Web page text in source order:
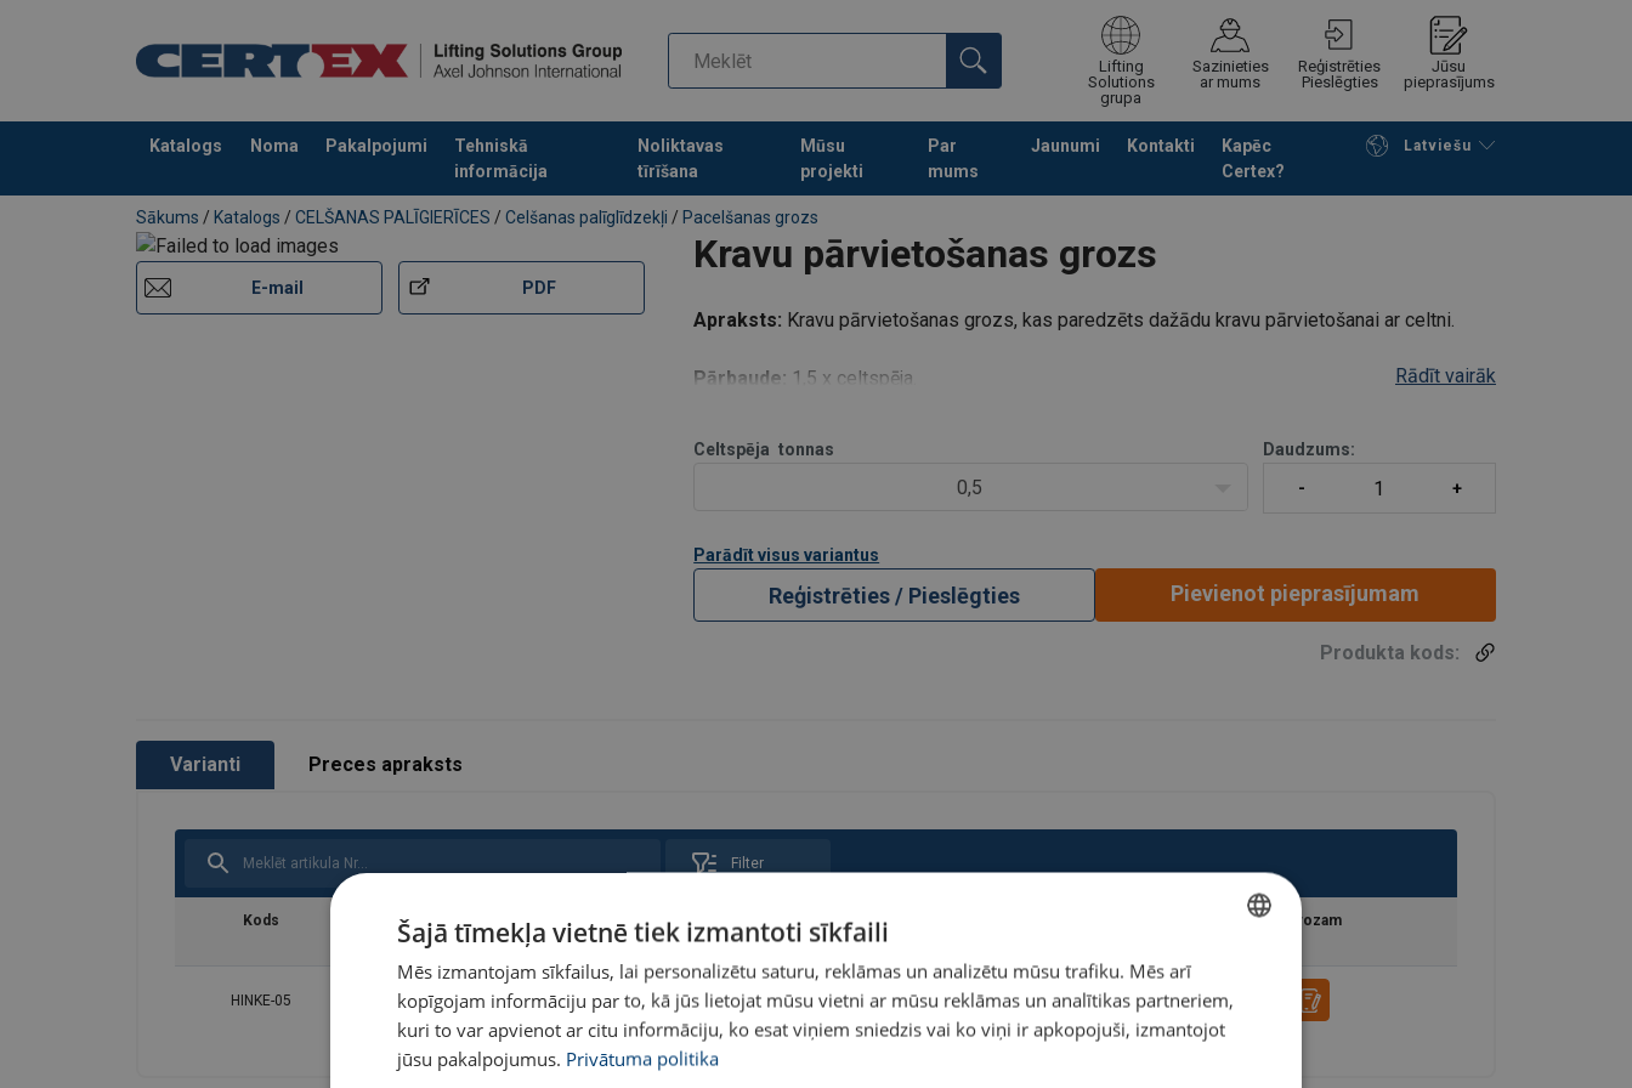
Lifting
Solutions
grupa
Sazinieties
ar mums
Reģistrēties
Pieslēgties
Jūsu
pieprasījums
Katalogs Noma Pakalpojumi
Tehniskā
informācija
Noliktavas
tīrīšana
Mūsu
projekti
Par
mums
Jaunumi Kontakti
Kapēc
Certex?
Latviešu
Pievienots jūsu pasūtījumam Turpināt meklēt preces Noformēt piedāvājuma pieprasījumu
Sākums / Katalogs / CELŠANAS PALĪGIERĪCES / Celšanas palīglīdzekļi / Pacelšanas grozs
Kravu pārvietošanas grozs
E-mail PDF
Apraksts: Kravu pārvietošanas grozs, kas paredzēts dažādu kravu pārvietošanai ar celtni.
Pārbaude: 1,5 x celtspēja. Rādīt vairāk
Celtspēja tonnas
0,5
Daudzums:
Parādīt visus variantus
Reģistrēties / Pieslēgties Pievienot pieprasījumam
Produkta kods:
Varianti Preces apraksts
Filter
Kods
Celtspēja
tonnas
Tilpums litros
Svars
kg
Pievienot grozam
HINKE-05 0,5 140 40
LATVIAN
ENGLISH TRANSLATION
Šajā tīmekļa vietnē tiek izmantoti sīkfaili
Mēs izmantojam sīkfailus, lai personalizētu saturu, reklāmas un analizētu mūsu trafiku. Mēs arī
kopīgojam informāciju par to, kā jūs lietojat mūsu vietni ar mūsu reklāmas un analītikas partneriem,
kuri to var apvienot ar citu informāciju, ko esat viņiem sniedzis vai ko viņi ir apkopojuši, izmantojot
jūsu pakalpojumus. Privātuma politika